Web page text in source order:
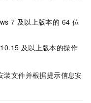
7 及以上版本的 64 位
及以上版本的操作
装文件并根据提示信息安